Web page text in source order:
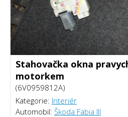
Stahovačka okna
motorkem
(6V0959812A)
Kategorie: Interiér
Automobil: Škoda Fabia III